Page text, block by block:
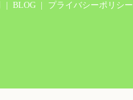
BLOG
プライバシーポリシー